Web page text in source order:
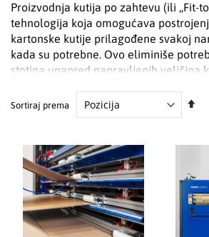
Proizvodnja kutija po zahtevu (ili „Fit-
tehnologija koja omogućava
kartonske kutije prilagođene svakoj
kada su potrebne. Ovo eliminiše
stotina unapred napravljenih veličina
Uključuje:
formata
c) precizno sečenje
d) savijanje i lepljenje
Proizvodi ih kompanija Panotec.
Sortiraj prema